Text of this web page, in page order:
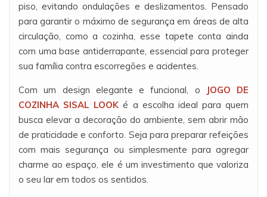
piso, evitando ondulações e deslizamentos. Pensado
para garantir o máximo de segurança em áreas de alta
circulação, como a cozinha, esse tapete conta ainda
com uma base antiderrapante, essencial para proteger
sua família contra escorregões e acidentes.
Com um design elegante e funcional, o
JOGO DE
COZINHA SISAL LOOK é a escolha ideal para quem
busca elevar a decoração do ambiente, sem abrir mão
de praticidade e conforto. Seja para preparar refeições
com mais segurança ou simplesmente para agregar
charme ao espaço, ele é um investimento que valoriza
o seu lar em todos os sentidos.